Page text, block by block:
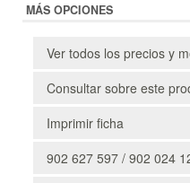
MÁS OPCIONES
Ver todos los precios y
Consultar sobre este
Imprimir ficha
902 627 597 / 902 024